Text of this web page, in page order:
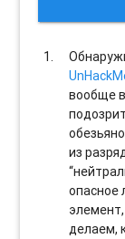
вообще
из
опасное
делаем,